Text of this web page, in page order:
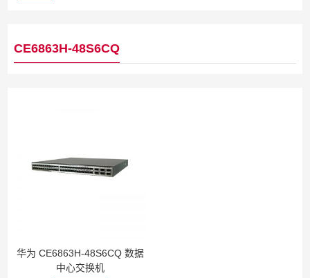
CE6863H-48S6CQ
华为 CE6863H-48S6CQ 数据
中心交换机